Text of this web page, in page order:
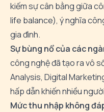
kiếm sự cân bằng giữa
life balance), ý nghĩa
gia đình.
Sự bùng nổ của các
công nghệ đã tạo ra vô
Analysis, Digital
hấp dẫn khiến nhiều
Mức thu nhập không